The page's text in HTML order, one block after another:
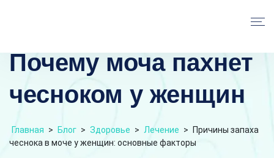
Почему моча пахнет
чесноком у женщин
Главная > Блог > Здоровье > Лечение >
Причины запаха
чеснока в моче у женщин: основные факторы